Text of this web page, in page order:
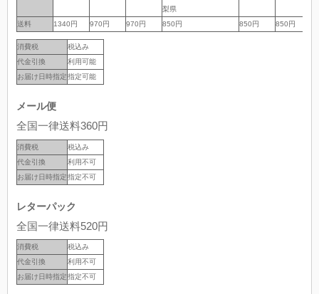
梨県
送料 1340円 970円 970円 850円 850円 850円
送料
消費税
税込み
代金引換
利用可能
お届け日時指定指定可能
メール便
全国一律送料360円
消費税
税込み
代金引換
利用不可
お届け日時指定指定不可
レターパック
全国一律送料520円
消費税
税込み
代金引換
利用不可
お届け日時指定指定不可